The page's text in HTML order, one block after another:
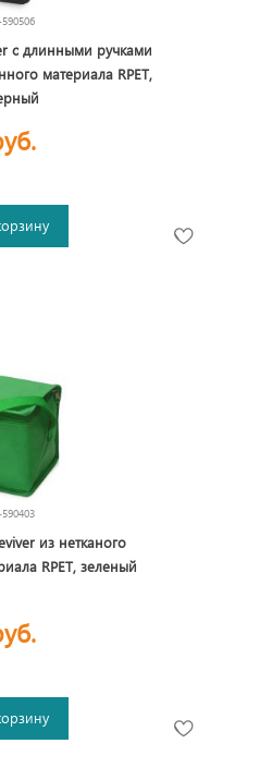
590506
с длинными ручками
материала RPET,
590403
из нетканого
RPET, зеленый